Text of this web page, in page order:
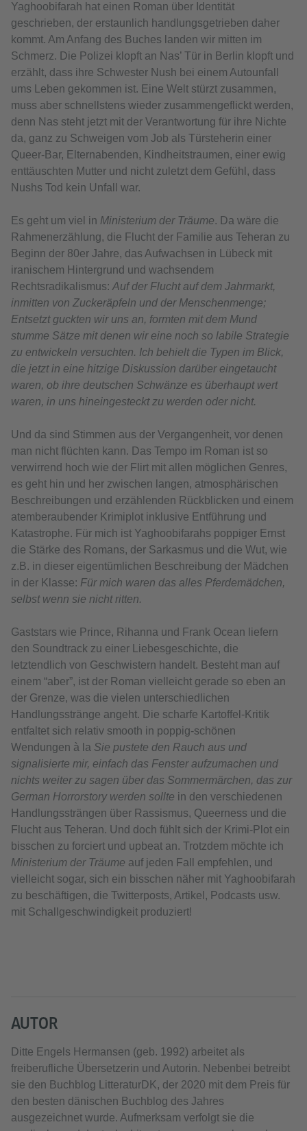
Yaghoobifarah hat einen Roman über Identität
geschrieben, der erstaunlich handlungsgetrieben daher
kommt. Am Anfang des Buches landen wir mitten im
Schmerz. Die Polizei klopft an Nas’ Tür in Berlin klopft und
erzählt, dass ihre Schwester Nush bei einem Autounfall
ums Leben gekommen ist. Eine Welt stürzt zusammen,
muss aber schnellstens wieder zusammengeflickt werden,
denn Nas steht jetzt mit der Verantwortung für ihre Nichte
da, ganz zu Schweigen vom Job als Türsteherin einer
Queer-Bar, Elternabenden, Kindheitstraumen, einer ewig
enttäuschten Mutter und nicht zuletzt dem Gefühl, dass
Nushs Tod kein Unfall war.
Es geht um viel in Ministerium der Träume. Da wäre die
Rahmenerzählung, die Flucht der Familie aus Teheran zu
Beginn der 80er Jahre, das Aufwachsen in Lübeck mit
iranischem Hintergrund und wachsendem
Rechtsradikalismus: Auf der Flucht auf dem Jahrmarkt,
inmitten von Zuckeräpfeln und der Menschenmenge;
Entsetzt guckten wir uns an, formten mit dem Mund
stumme Sätze mit denen wir eine noch so labile Strategie
zu entwickeln versuchten. Ich behielt die Typen im Blick,
die jetzt in eine hitzige Diskussion darüber eingetaucht
waren, ob ihre deutschen Schwänze es überhaupt wert
waren, in uns hineingesteckt zu werden oder nicht.
Und da sind Stimmen aus der Vergangenheit, vor denen
man nicht flüchten kann. Das Tempo im Roman ist so
verwirrend hoch wie der Flirt mit allen möglichen Genres,
es geht hin und her zwischen langen, atmosphärischen
Beschreibungen und erzählenden Rückblicken und einem
atemberaubender Krimiplot inklusive Entführung und
Katastrophe. Für mich ist Yaghoobifarahs poppiger Ernst
die Stärke des Romans, der Sarkasmus und die Wut, wie
z.B. in dieser eigentümlichen Beschreibung der Mädchen
in der Klasse: Für mich waren das alles Pferdemädchen,
selbst wenn sie nicht ritten.
Gaststars wie Prince, Rihanna und Frank Ocean liefern
den Soundtrack zu einer Liebesgeschichte, die
letztendlich von Geschwistern handelt. Besteht man auf
einem “aber”, ist der Roman vielleicht gerade so eben an
der Grenze, was die vielen unterschiedlichen
Handlungsstränge angeht. Die scharfe Kartoffel-Kritik
entfaltet sich relativ smooth in poppig-schönen
Wendungen à la Sie pustete den Rauch aus und
signalisierte mir, einfach das Fenster aufzumachen und
nichts weiter zu sagen über das Sommermärchen, das zur
German Horrorstory werden sollte in den verschiedenen
Handlungssträngen über Rassismus, Queerness und die
Flucht aus Teheran. Und doch fühlt sich der Krimi-Plot ein
bisschen zu forciert und upbeat an. Trotzdem möchte ich
Ministerium der Träume auf jeden Fall empfehlen, und
vielleicht sogar, sich ein bisschen näher mit Yaghoobifarah
zu beschäftigen, die Twitterposts, Artikel, Podcasts usw.
mit Schallgeschwindigkeit produziert!
AUTOR
Ditte Engels Hermansen (geb. 1992) arbeitet als
freiberufliche Übersetzerin und Autorin. Nebenbei betreibt
sie den Buchblog LitteraturDK, der 2020 mit dem Preis für
den besten dänischen Buchblog des Jahres
ausgezeichnet wurde. Aufmerksam verfolgt sie die